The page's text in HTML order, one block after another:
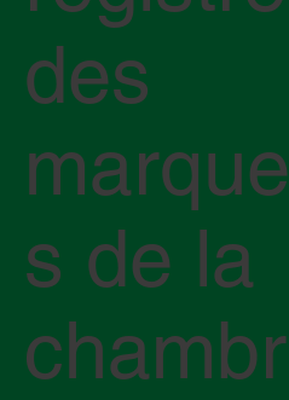
des
marque
s de la
chambr